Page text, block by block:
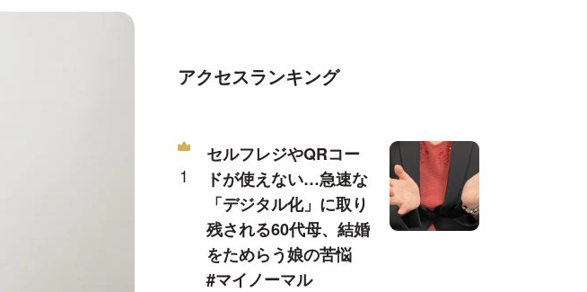
アクセスランキング
セルフレジやQRコー
ドが使えない…急速な
「デジタル化」に取り
残される60代母、結婚
をためらう娘の苦悩
#マイノーマル